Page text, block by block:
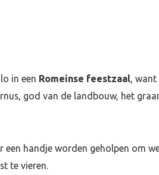
in een Romeinse feestzaal, want
god van de landbouw, het
handje worden geholpen om
te vieren.